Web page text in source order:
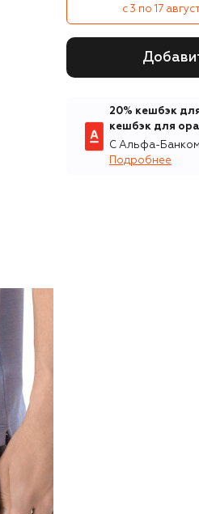
с 3 по 17
20% кешбэк
кешбэк для
С Альфа-
Подробнее